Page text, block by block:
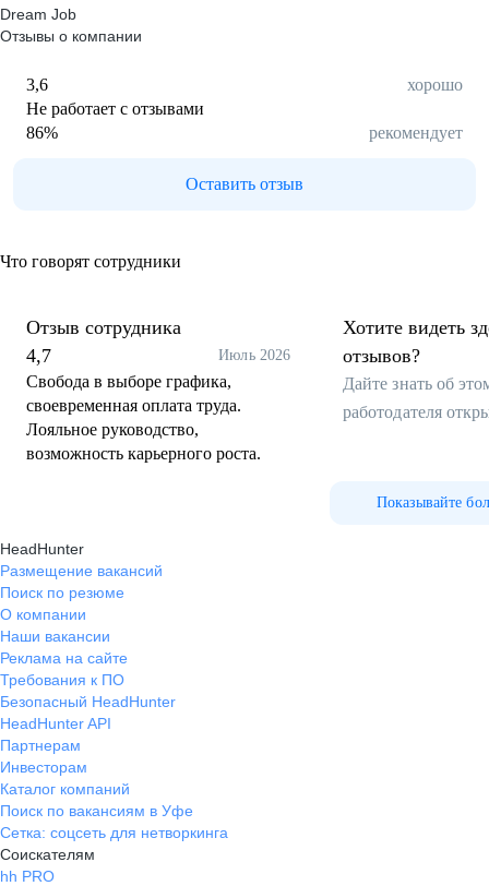
Dream Job
Отзывы о компании
3,6
хорошо
Не работает с отзывами
86% рекомендует
Оставить отзыв
Что говорят сотрудники
Отзыв сотрудника
4,7
Июль 2026
Свобода в выборе графика,
своевременная оплата труда.
Лояльное руководство,
возможность карьерного роста.
Хотите видеть
отзывов?
Дайте знать об
работодателя
Показывайте
HeadHunter
Размещение вакансий
Поиск по резюме
О компании
Наши вакансии
Реклама на сайте
Требования к ПО
Безопасный HeadHunter
HeadHunter API
Партнерам
Инвесторам
Каталог компаний
Поиск по вакансиям в Уфе
Сетка: соцсеть для нетворкинга
Соискателям
hh PRO